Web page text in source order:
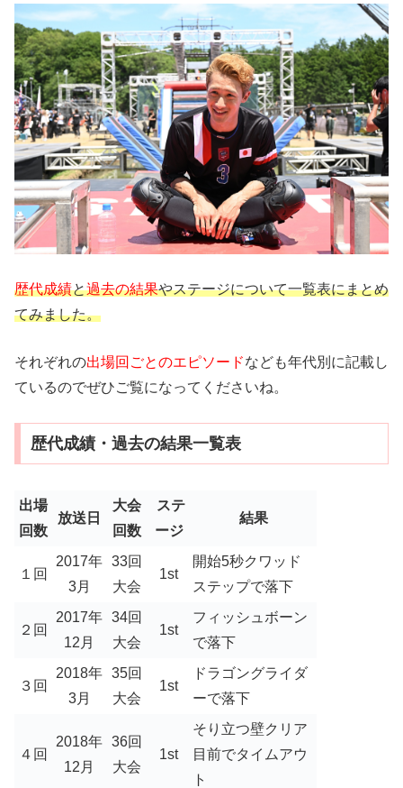
歴代成績と過去の結果やステージについて一覧表にまとめ
てみました。
それぞれの出場回ごとのエピソードなども年代別に記載し
ているのでぜひご覧になってくださいね。
歴代成績・過去の結果一覧表
出場
回数
放送日
大会
回数
ステ
ージ
結果
１回
2017年
3月
33回
大会
1st
開始5秒クワッド
ステップで落下
２回
2017年
12月
34回
大会
1st
フィッシュボーン
で落下
３回
2018年
3月
35回
大会
1st
ドラゴングライダ
ーで落下
４回
2018年
12月
36回
大会
1st
そり立つ壁クリア
目前でタイムアウ
ト